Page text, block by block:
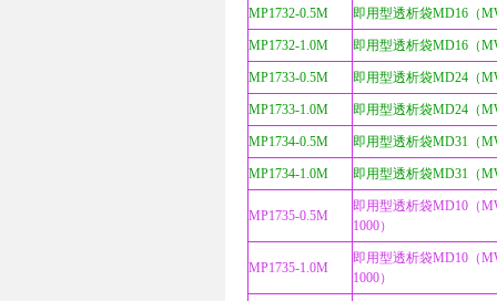
MP1732-0.5M 即用型透析袋MD16（
MP1732-1.0M 即用型透析袋MD16（
MP1733-0.5M 即用型透析袋MD24（
MP1733-1.0M 即用型透析袋MD24（
MP1734-0.5M 即用型透析袋MD31（
MP1734-1.0M 即用型透析袋MD31（
MP1735-0.5M
即用型透析袋MD10（
1000）
MP1735-1.0M
即用型透析袋MD10（
1000）